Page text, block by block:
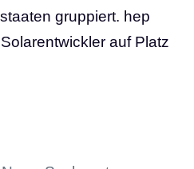
gruppiert. hep
auf Platz